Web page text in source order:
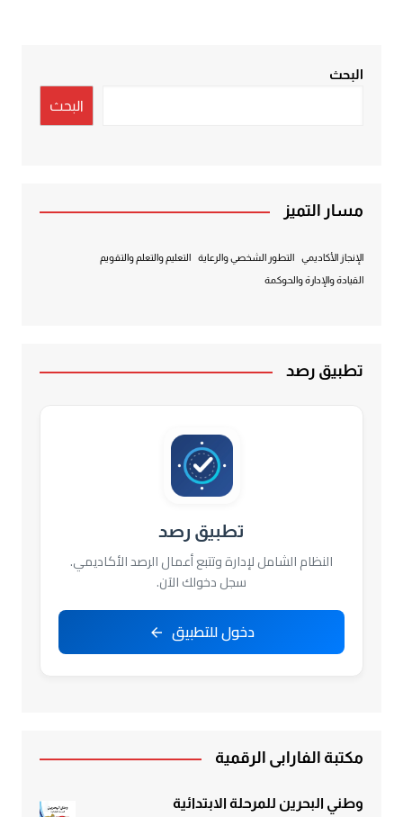
البحث
البحث
مسار التميز
الإنجاز الأكاديمي التطور الشخصي والرعاية التعليم والتعلم والتقويم
القيادة والإدارة والحوكمة
تطبيق رصد
تطبيق رصد
النظام الشامل لإدارة وتتبع أعمال الرصد الأكاديمي.
سجل دخولك الآن.
دخول للتطبيق
مكتبة الفارابي الرقمية
وطني البحرين للمرحلة الابتدائية